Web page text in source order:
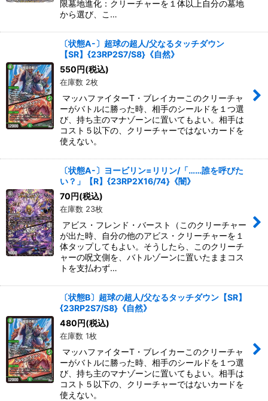
限墓地進化：クリーチャーを１体以上自分の墓地
から選び、こ…
〔状態A-〕超球の超人/父なるタッチダウン
【SR】{23RP2S7/S8}《自然》
550 円(税込)
在庫数 2枚
マッハファイターT・ブレイカーこのクリーチャ
ーがバトルに勝った時、相手のシールドを１つ選
び、持ち主のマナゾーンに置いてもよい。相手は
コスト５以下の、クリーチャーではないカードを
使えない。
〔状態A-〕ヨービリン=リリン/「……誰を呼びた
い？」【R】{23RP2X16/74}《闇》
70 円(税込)
在庫数 23枚
アビス・フレンド・バースト（このクリーチャー
が出た時、自分の他のアビス・クリーチャーを１
体タップしてもよい。そうしたら、このクリーチ
ャーの呪文側を、バトルゾーンに置いたままコス
トを支払わず…
〔状態B〕超球の超人/父なるタッチダウン【SR】
{23RP2S7/S8}《自然》
480 円(税込)
在庫数 1枚
マッハファイターT・ブレイカーこのクリーチャ
ーがバトルに勝った時、相手のシールドを１つ選
び、持ち主のマナゾーンに置いてもよい。相手は
コスト５以下の、クリーチャーではないカードを
使えない。